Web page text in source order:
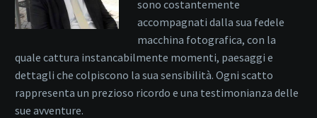
sono costantemente
accompagnati dalla sua fedele
macchina fotografica, con la
quale cattura instancabilmente momenti, paesaggi e
dettagli che colpiscono la sua sensibilità. Ogni scatto
rappresenta un prezioso ricordo e una testimonianza delle
sue avventure.